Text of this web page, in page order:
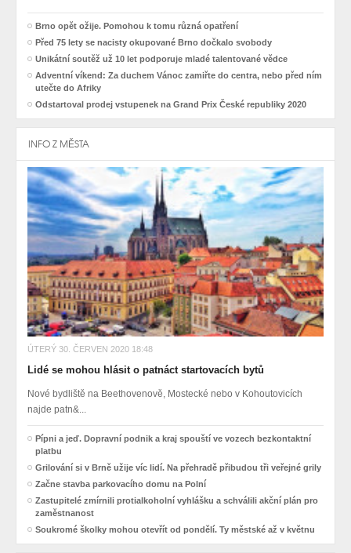
Brno opět ožije. Pomohou k tomu různá opatření
Před 75 lety se nacisty okupované Brno dočkalo svobody
Unikátní soutěž už 10 let podporuje mladé talentované vědce
Adventní víkend: Za duchem Vánoc zamiřte do centra, nebo před ním
utečte do Afriky
Odstartoval prodej vstupenek na Grand Prix České republiky 2020
INFO Z MĚSTA
ÚTERÝ 30. ČERVEN 2020 18:48
Lidé se mohou hlásit o patnáct startovacích bytů
Nové bydliště na Beethovenově, Mostecké nebo v Kohoutovicích
najde patn&...
Pípni a jeď. Dopravní podnik a kraj spouští ve vozech bezkontaktní
platbu
Grilování si v Brně užije víc lidí. Na přehradě přibudou tři veřejné grily
Začne stavba parkovacího domu na Polní
Zastupitelé zmírnili protialkoholní vyhlášku a schválili akční plán pro
zaměstnanost
Soukromé školky mohou otevřít od pondělí. Ty městské až v květnu